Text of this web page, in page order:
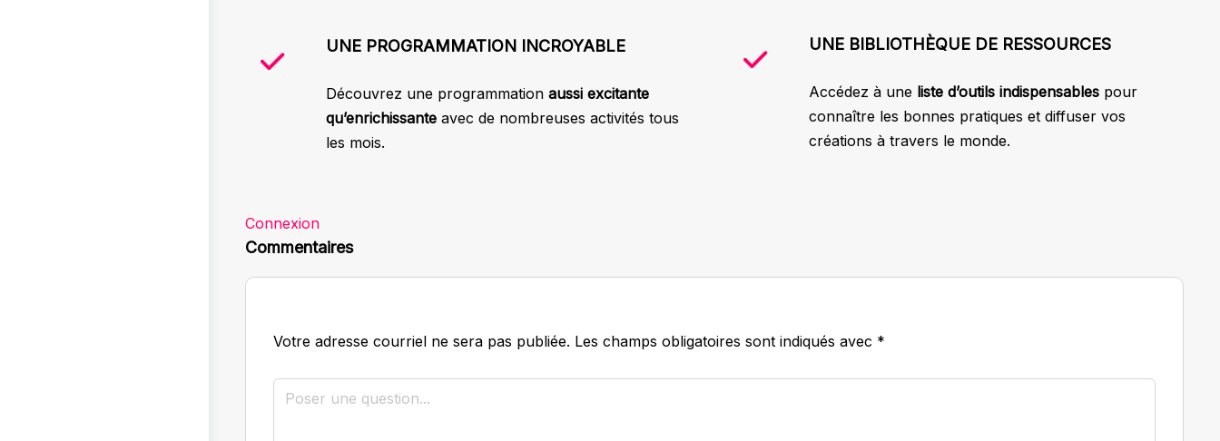
UNE PROGRAMMATION INCROYABLE
Découvrez une programmation aussi excitante
qu’enrichissanteavec de nombreuses activités tous
les mois.
UNE BIBLIOTHÈQUE DE RESSOURCES
Accédez à une liste d’outils indispensablespour
connaître les bonnes pratiques et diffuser vos
créations à travers le monde.
Connexion
Commentaires
Votre adresse courriel ne sera pas publiée. Les champs obligatoires sont indiqués avec *